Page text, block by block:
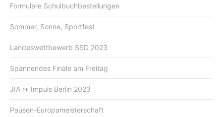
Formulare Schulbuchbestellungen
Sommer, Sonne, Sportfest
Landeswettbewerb SSD 2023
Spannendes Finale am Freitag
JIA r+ Impuls Berlin 2023
Pausen-Europameisterschaft